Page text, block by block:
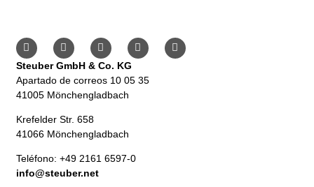
Steuber GmbH & Co. KG
Apartado de correos 10 05 35
41005 Mönchengladbach
Krefelder Str. 658
41066 Mönchengladbach
Teléfono: +49 2161 6597-0
info@steuber.net